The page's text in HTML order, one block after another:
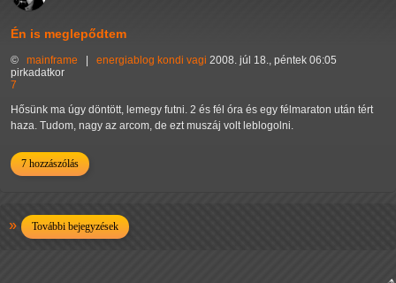
Én is meglepődtem
© mainframe | energiablog kondi vagi 2008. júl 18., péntek 06:05
pirkadatkor
7
Hősünk ma úgy döntött, lemegy futni. 2 és fél óra és egy félmaraton után tért
haza. Tudom, nagy az arcom, de ezt muszáj volt leblogolni.
7 hozzászólás
További bejegyzések